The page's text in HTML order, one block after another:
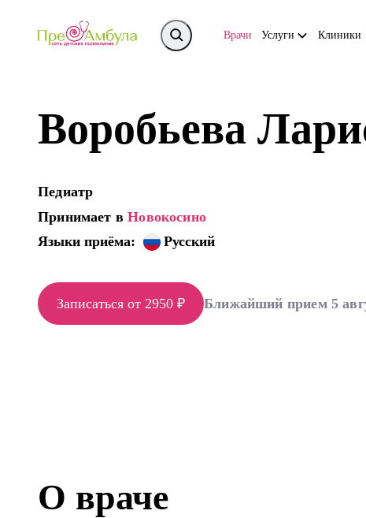
Врачи Услуги Клиники
Воробьева
Педиатр
Принимает вНовокосино
Языки приёма:
Русский
Записаться от 2950 ₽ Ближайший прием 5
О враче